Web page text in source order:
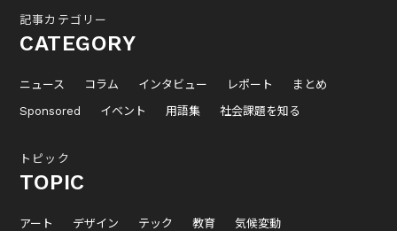
記事カテゴリー
CATEGORY
ニュース コラム インタビュー レポート
まとめ
Sponsored
イベント 用語集 社会課題を知る
トピック
TOPIC
アート デザイン テック 教育 気候変動